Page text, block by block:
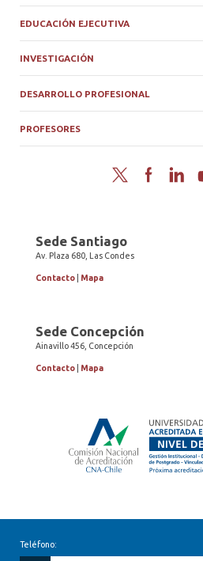
EDUCACIÓN EJECUTIVA
INVESTIGACIÓN
DESARROLLO PROFESIONAL
PROFESORES
Twitter Facebook
Sede Santiago
Av. Plaza 680, Las Condes
Contacto Mapa
Sede Concepción
Ainavillo 456, Concepción
Contacto Mapa
Teléfono: